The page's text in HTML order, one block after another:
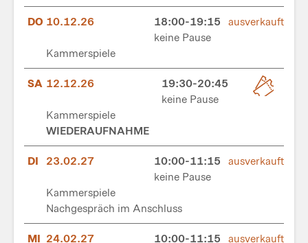
DO 10.12.26
18:00-19:15
keine Pause
Kammerspiele
ausverkauft
SA 12.12.26
19:30-20:45
keine Pause
Kammerspiele
WIEDERAUFNAHME
DI 23.02.27
10:00-11:15
keine Pause
Kammerspiele
Nachgespräch im Anschluss
ausverkauft
MI 24.02.27
10:00-11:15 ausverkauft